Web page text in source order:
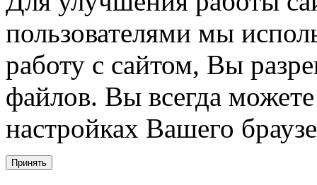
пользователями мы
работу с сайтом, Вы
файлов. Вы всегда
настройках Вашего
Принять